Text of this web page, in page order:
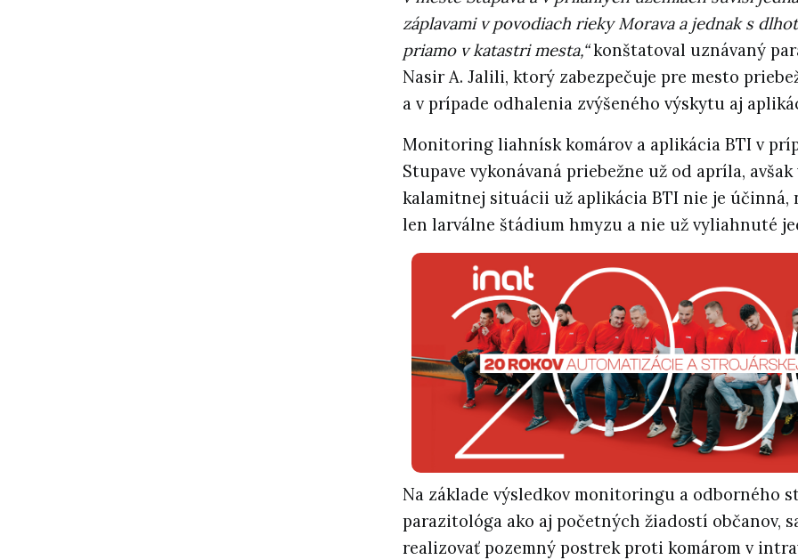
záplavami v povodiach rieky Morava a jednak s
priamo v katastri mesta,“konštatoval uznávaný
Nasir A. Jalili, ktorý zabezpečuje pre mesto
a v prípade odhalenia zvýšeného výskytu aj
Monitoring liahnísk komárov a aplikácia BTI v
Stupave vykonávaná priebežne už od apríla, avšak
kalamitnej situácii už aplikácia BTI nie je účinná,
len larválne štádium hmyzu a nie už vyliahnuté
Na základe výsledkov monitoringu a odborného
parazitológa ako aj početných žiadostí občanov,
realizovať pozemný postrek proti komárom v